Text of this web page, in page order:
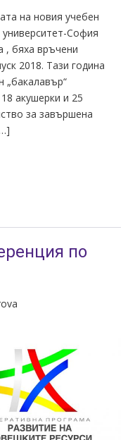
на новия учебен
София
, бяха връчени
2018. Тази година
„бакалавър“
акушерки и 25
за завършена
по